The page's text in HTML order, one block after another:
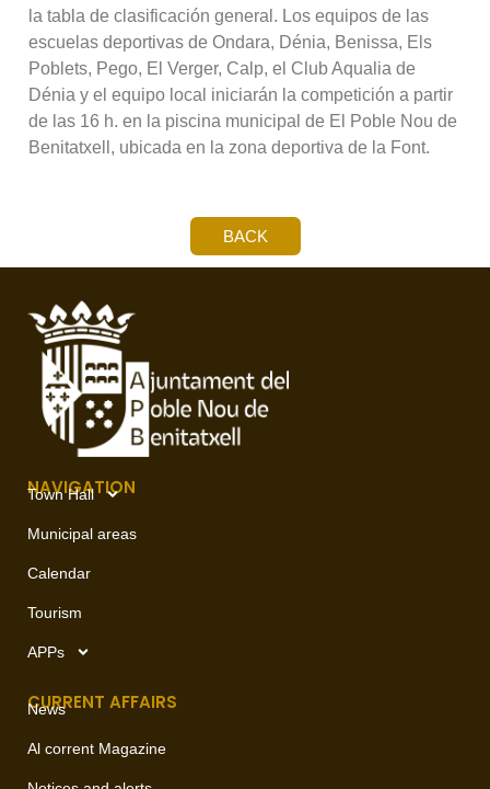
la tabla de clasificación general. Los equipos de las
escuelas deportivas de Ondara, Dénia, Benissa, Els
Poblets, Pego, El Verger, Calp, el Club Aqualia de
Dénia y el equipo local iniciarán la competición a partir
de las 16 h. en la piscina municipal de El Poble Nou de
Benitatxell, ubicada en la zona deportiva de la Font.
BACK
NAVIGATION
Town Hall
Municipal areas
Calendar
Tourism
APPs
CURRENT AFFAIRS
News
Al corrent Magazine